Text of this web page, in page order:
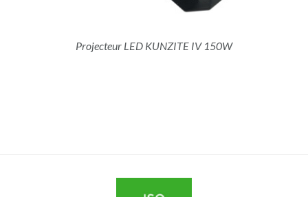
Projecteur LED KUNZITE IV 150W